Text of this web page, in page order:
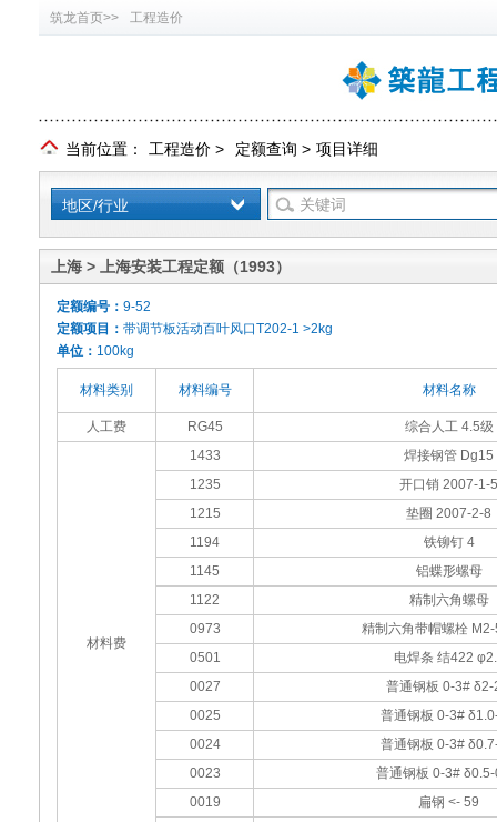
筑龙首页>> 工程造价
当前位置： 工程造价 > 定额查询 > 项目详细
地区/行业
上海 > 上海安装工程定额（1993）
定额编号： 9-52
定额项目： 带调节板活动百叶风口T202-1 >2kg
单位： 100kg
材料类别 材料编号 材料名称
人工费 RG45 综合人工 4.5级
材料费
1433
焊接钢管 Dg15
1235
开口销 2007-1-5
1215
垫圈 2007-2-8
1194
铁铆钉 4
1145
铝蝶形螺母
1122
精制六角螺母
0973
精制六角带帽螺栓
0501
电焊条 结422
0027
普通钢板 0-3# δ2-
0025
普通钢板 0-3#
0024
普通钢板 0-3#
0023
普通钢板 0-3#
0019
扁钢 <- 59